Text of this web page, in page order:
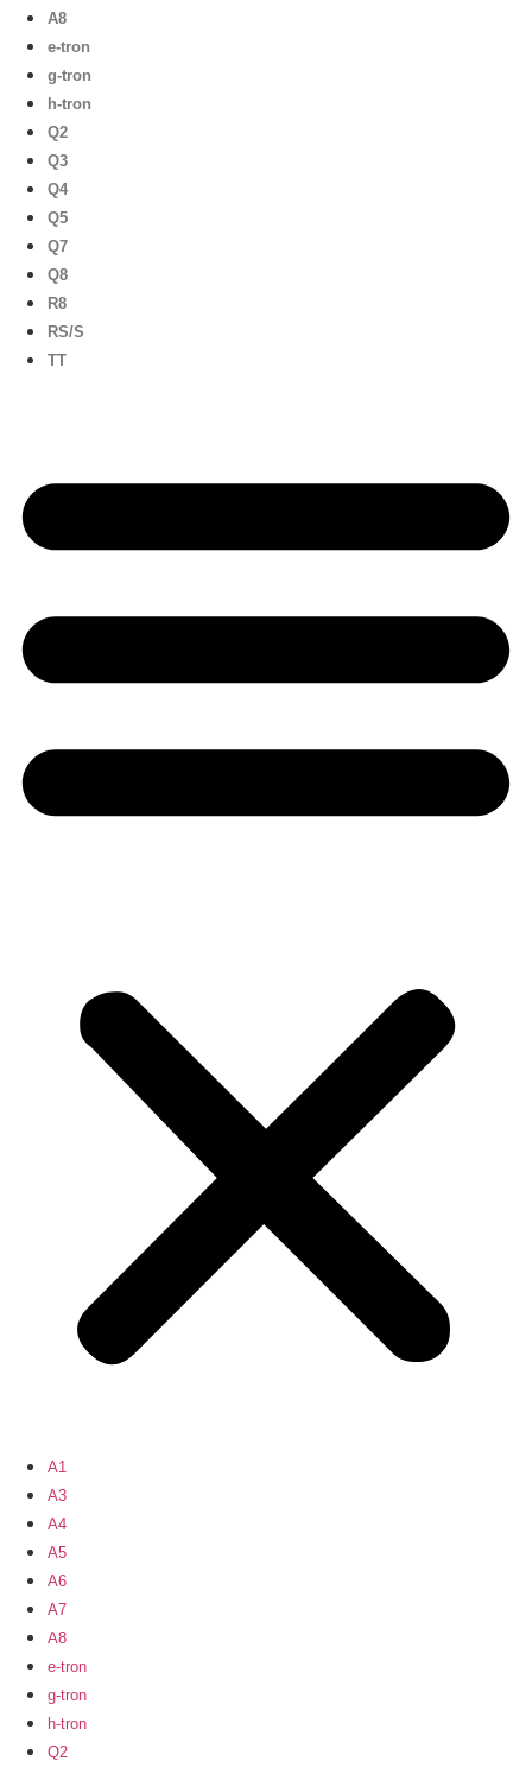
A8
e-tron
g-tron
h-tron
Q2
Q3
Q4
Q5
Q7
Q8
R8
RS/S
TT
A1
A3
A4
A5
A6
A7
A8
e-tron
g-tron
h-tron
Q2